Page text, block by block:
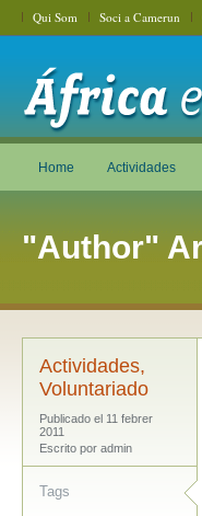
Qui Som Soci a Camerun
Home Actividades
"Author"
Actividades,
Voluntariado
Publicado el 11 febrer
2011
Escrito por admin
Tags